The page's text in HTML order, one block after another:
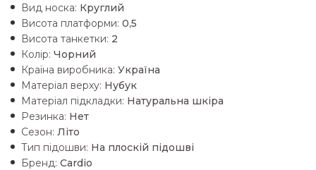
Вид носка: Круглий
Висота платформи: 0,5
Висота танкетки: 2
Колір: Чорний
Країна виробника: Україна
Матеріал верху: Нубук
Матеріал підкладки: Натуральна шкiра
Резинка: Нет
Сезон: Літо
Тип підошви: На плоскій підошві
Бренд: Cardio